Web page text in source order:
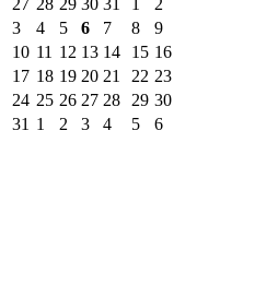
3
4 5 6 7 8
9
10 11 12 13 14 15 16
17 18 19 20 21 22 23
24 25 26 27 28 29 30
31 1 2 3 4 5 6